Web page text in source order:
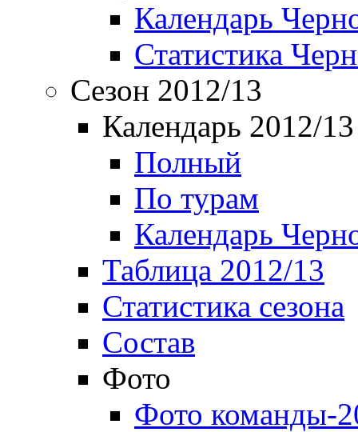
Календарь
Статистика
Сезон 2012/13
Календарь 2012/13
Полный
По турам
Календарь
Таблица 2012/13
Статистика сезона
Состав
Фото
Фото команды-